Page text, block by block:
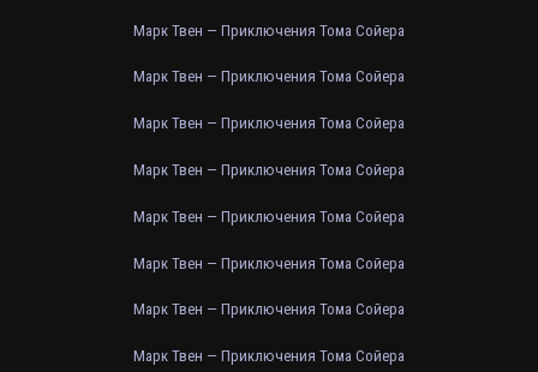
Марк Твен — Приключения Тома Сойера
Марк Твен — Приключения Тома Сойера
Марк Твен — Приключения Тома Сойера
Марк Твен — Приключения Тома Сойера
Марк Твен — Приключения Тома Сойера
Марк Твен — Приключения Тома Сойера
Марк Твен — Приключения Тома Сойера
Марк Твен — Приключения Тома Сойера